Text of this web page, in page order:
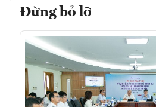
Đừng bỏ lỡ